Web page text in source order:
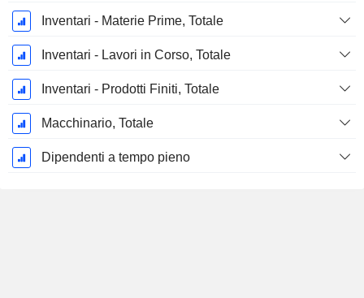
Inventari - Materie Prime, Totale
Inventari - Lavori in Corso, Totale
Inventari - Prodotti Finiti, Totale
Macchinario, Totale
Dipendenti a tempo pieno